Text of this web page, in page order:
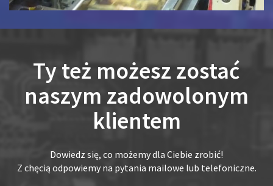
Ty też możesz zostać
naszym zadowolonym
klientem
Dowiedz się, co możemy dla Ciebie zrobić!
Z chęcią odpowiemy na pytania mailowe lub telefoniczne.